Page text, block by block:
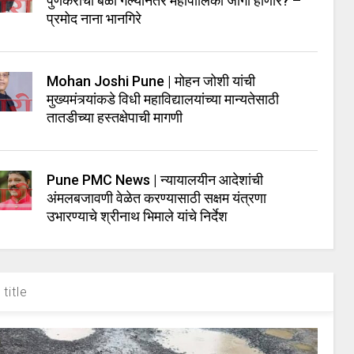
प्रमोद नाना भानगिरे
Mohan Joshi Pune | मोहन जोशी यांची
मुख्यमंत्र्यांकडे विधी महाविद्यालयांच्या मान्यतेसाठी
तातडीच्या हस्तक्षेपाची मागणी
Pune PMC News | न्यायालयीन आदेशांची
अंमलबजावणी वेळेत करण्यासाठी सक्षम यंत्रणा
उभारण्याचे श्रीनाथ भिमाले यांचे निर्देश